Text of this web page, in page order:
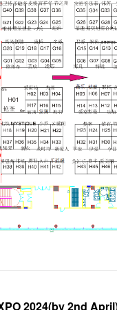
2024(by 2nd